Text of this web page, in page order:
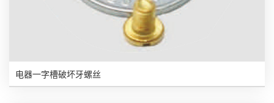
电器一字槽破坏牙螺丝